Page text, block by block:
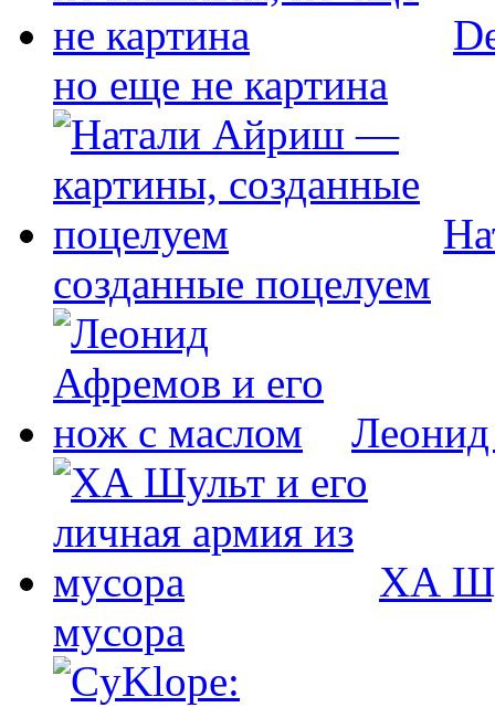
но еще не картина
созданные поцелуем
ХА
мусора